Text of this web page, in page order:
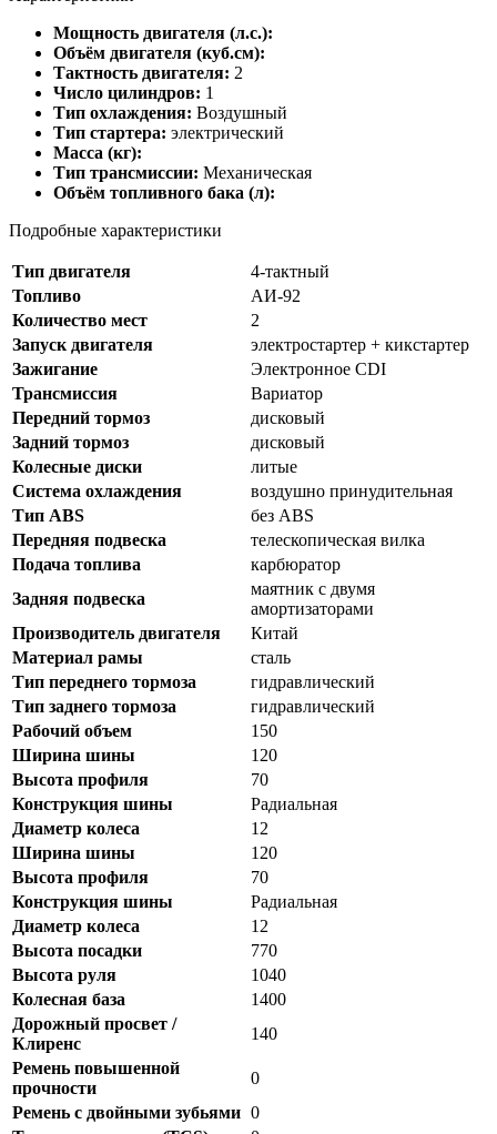
Мощность двигателя (л.с.):
Объём двигателя (куб.см):
Тактность двигателя: 2
Число цилиндров: 1
Тип охлаждения: Воздушный
Тип стартера: электрический
Масса (кг):
Тип трансмиссии: Механическая
Объём топливного бака (л):
Подробные характеристики
Тип двигателя
4-тактный
Топливо
АИ-92
Количество мест
2
Запуск двигателя
электростартер + кикстартер
Зажигание
Электронное CDI
Трансмиссия
Вариатор
Передний тормоз
дисковый
Задний тормоз
дисковый
Колесные диски
литые
Система охлаждения
воздушно принудительная
Тип ABS
без ABS
Передняя подвеска
телескопическая вилка
Подача топлива
карбюратор
Задняя подвеска
маятник с двумя
амортизаторами
Производитель двигателя
Китай
Материал рамы
сталь
Тип переднего тормоза
гидравлический
Тип заднего тормоза
гидравлический
Рабочий объем
150
Ширина шины
120
Высота профиля
70
Конструкция шины
Радиальная
Диаметр колеса
12
Ширина шины
120
Высота профиля
70
Конструкция шины
Радиальная
Диаметр колеса
12
Высота посадки
770
Высота руля
1040
Колесная база
1400
Дорожный просвет /
Клиренс
140
Ремень повышенной
прочности
0
Ремень с двойными зубьями 0